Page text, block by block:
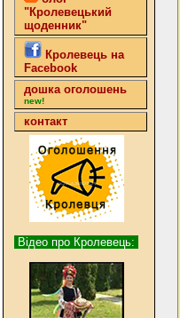
"Кролевецький
щоденник"
Кролевець на
Facebook
дошка оголошень
new!
контакт
Відео про Кролевець: